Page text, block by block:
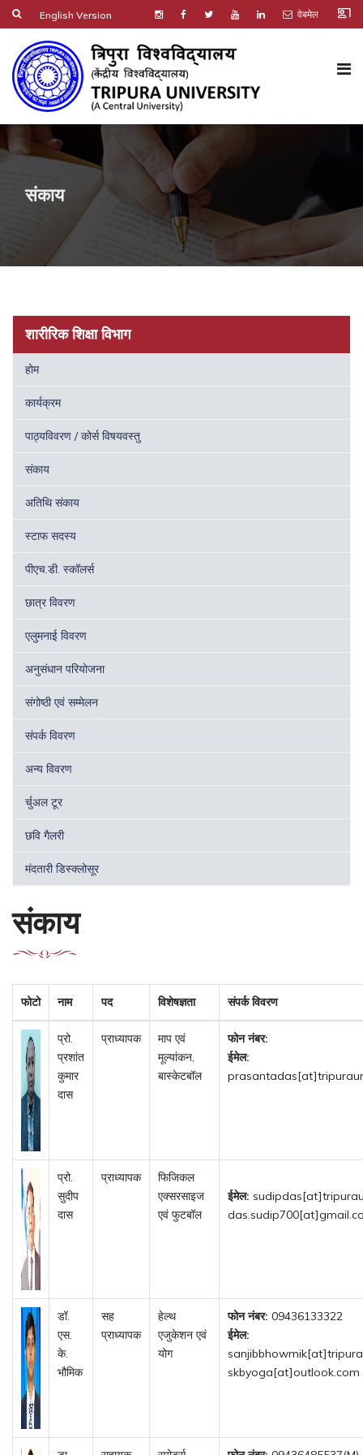
English Version वेबमेल co_present
संकाय
शारीरिक शिक्षा विभाग
होम
कार्यक्रम
पाठ्यविवरण / कोर्स विषयवस्तु
संकाय
अतिथि संकाय
स्टाफ सदस्य
पीएच.डी. स्कॉलर्स
छात्र विवरण
एलुमनाई विवरण
अनुसंधान परियोजना
संगोष्ठी एवं सम्मेलन
संपर्क विवरण
अन्य विवरण
र्चुअल टूर
छवि गैलरी
मंदतारी डिस्क्लोसूर
संकाय
फोटो नाम पद विशेषज्ञता संपर्क विवरण
प्रो.
प्रशांत
कुमार
दास
प्राध्यापक
माप एवं
मूल्यांकन,
बास्केटबॉल
फोन नंबर:
ईमेल:
प्रो.
सुदीप
दास
प्राध्यापक
फिजिकल
एक्सरसाइज
एवं फुटबॉल
ईमेल:
डॉ.
एस.
के.
भौमिक
सह
प्राध्यापक
हेल्थ
एजुकेशन एवं
योग
फोन नंबर: 09436133322
ईमेल:
skbyoga[at]outlook.com